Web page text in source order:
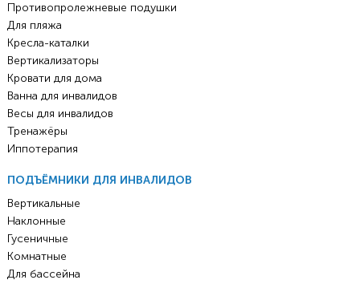
Противопролежневые подушки
Для пляжа
Кресла-каталки
Вертикализаторы
Кровати для дома
Ванна для инвалидов
Весы для инвалидов
Тренажёры
Иппотерапия
ПОДЪЁМНИКИ ДЛЯ ИНВАЛИДОВ
Вертикальные
Наклонные
Гусеничные
Комнатные
Для бассейна